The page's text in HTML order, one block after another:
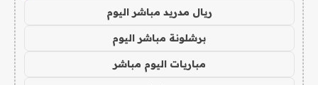
ريال مدريد مباشر اليوم
برشلونة مباشر اليوم
مباريات اليوم مباشر